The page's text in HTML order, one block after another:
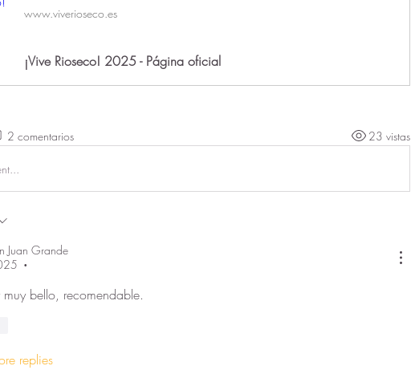
www.viverioseco.es
¡Vive Rioseco! 2025 - Página oficial
2 comentarios 23 vistas
Juan Grande
•
muy bello, recomendable.
replies